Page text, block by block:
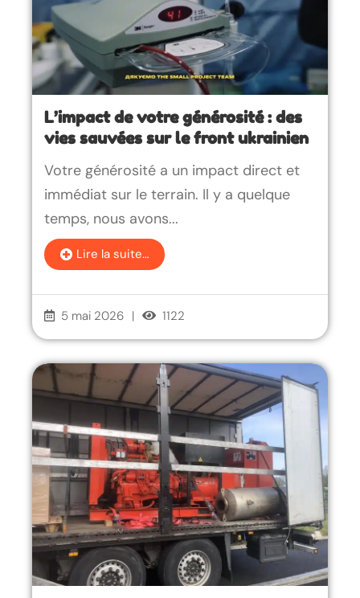
L’impact de votre générosité : des
vies sauvées sur le front ukrainien
5 mai 2026 | 1122
Votre générosité a un impact direct et
immédiat sur le terrain. Il y a quelque
temps, nous avons...
Lire la suite…